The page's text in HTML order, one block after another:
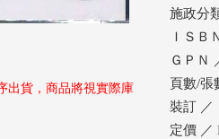
出貨，商品將視實際庫
施政分
ＩＳＢ
ＧＰＮ
頁數/張
裝訂 ／
定價 ／